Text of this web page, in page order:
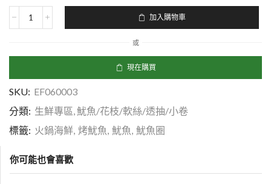
加入購物車
或
現在購買
SKU: EF060003
分類: 生鮮專區 魷魚/花枝/軟絲/透抽/小卷
標籤: 火鍋海鮮 烤魷魚 魷魚 魷魚圈
你可能也會喜歡